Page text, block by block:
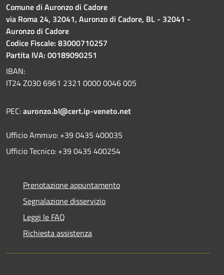
Comune di Auronzo di Cadore
via Roma 24, 32041, Auronzo di Cadore, BL - 32041 -
Auronzo di Cadore
Codice Fiscale: 83000710257
Partita IVA: 00189090251
IBAN:
IT24 Z030 6961 2321 0000 0046 005
PEC:auronzo.bl@cert.ip-veneto.net
Ufficio Amm.vo: +39 0435 400035
Ufficio Tecnico: +39 0435 400254
Prenotazione appuntamento
Segnalazione disservizio
Leggi le FAQ
Richiesta assistenza